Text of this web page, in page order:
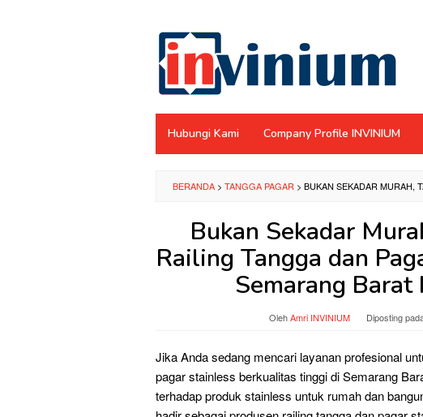
konten
Hubungi Kami Company Profile INVINIUM
BERANDA > TANGGA PAGAR > BUKAN SEKADAR MURAH,
Bukan Sekadar
Railing Tangga dan
Semarang Barat
OlehAmri INVINIUM Diposting
Jika Anda sedang mencari layanan profesional
pagar stainless berkualitas tinggi di Semarang
terhadap produk stainless untuk rumah dan